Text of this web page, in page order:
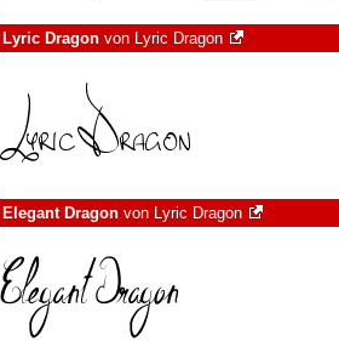
Lyric Dragon von Lyric Dragon
Elegant Dragon von Lyric Dragon